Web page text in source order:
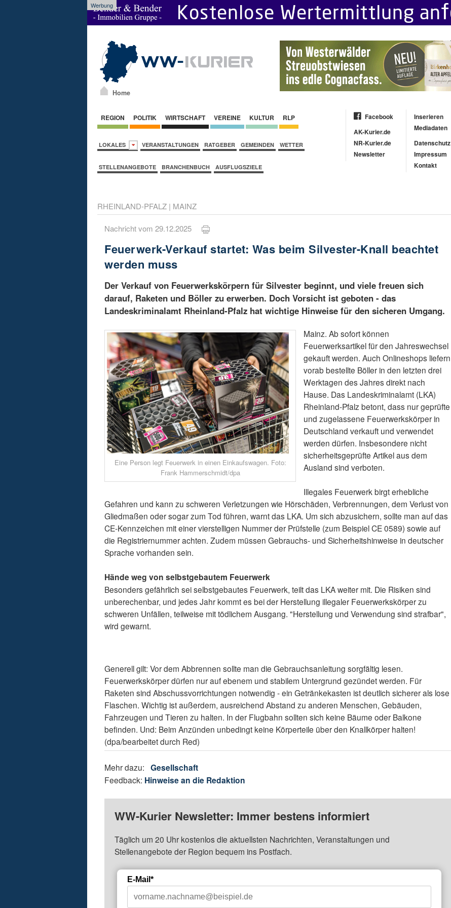
Werbung
Home
REGION POLITIK WIRTSCHAFT VEREINE KULTUR RLP
LOKALES VERANSTALTUNGEN RATGEBER GEMEINDEN WETTER
STELLENANGEBOTE BRANCHENBUCH AUSFLUGSZIELE
Facebook
AK-Kurier.de
NR-Kurier.de
Newsletter
Inserieren
Mediadaten
Datenschutz
Impressum
Kontakt
RHEINLAND-PFALZ | MAINZ
Nachricht vom 29.12.2025
Feuerwerk-Verkauf startet: Was beim Silvester-Knall beachtet
werden muss
Der Verkauf von Feuerwerkskörpern für Silvester beginnt, und viele freuen sich
darauf, Raketen und Böller zu erwerben. Doch Vorsicht ist geboten - das
Landeskriminalamt Rheinland-Pfalz hat wichtige Hinweise für den sicheren Umgang.
Eine Person legt Feuerwerk in einen Einkaufswagen. Foto:
Frank Hammerschmidt/dpa
Mainz. Ab sofort können
Feuerwerksartikel für den Jahreswechsel
gekauft werden. Auch Onlineshops liefern
vorab bestellte Böller in den letzten drei
Werktagen des Jahres direkt nach
Hause. Das Landeskriminalamt (LKA)
Rheinland-Pfalz betont, dass nur geprüfte
und zugelassene Feuerwerkskörper in
Deutschland verkauft und verwendet
werden dürfen. Insbesondere nicht
sicherheitsgeprüfte Artikel aus dem
Ausland sind verboten.
Illegales Feuerwerk birgt erhebliche
Gefahren und kann zu schweren Verletzungen wie Hörschäden, Verbrennungen, dem Verlust von
Gliedmaßen oder sogar zum Tod führen, warnt das LKA. Um sich abzusichern, sollte man auf das
CE-Kennzeichen mit einer vierstelligen Nummer der Prüfstelle (zum Beispiel CE 0589) sowie auf
die Registriernummer achten. Zudem müssen Gebrauchs- und Sicherheitshinweise in deutscher
Sprache vorhanden sein.
Hände weg von selbstgebautem Feuerwerk
Besonders gefährlich sei selbstgebautes Feuerwerk, teilt das LKA weiter mit. Die Risiken sind
unberechenbar, und jedes Jahr kommt es bei der Herstellung illegaler Feuerwerkskörper zu
schweren Unfällen, teilweise mit tödlichem Ausgang. "Herstellung und Verwendung sind strafbar",
wird gewarnt.
Generell gilt: Vor dem Abbrennen sollte man die Gebrauchsanleitung sorgfältig lesen.
Feuerwerkskörper dürfen nur auf ebenem und stabilem Untergrund gezündet werden. Für
Raketen sind Abschussvorrichtungen notwendig - ein Getränkekasten ist deutlich sicherer als lose
Flaschen. Wichtig ist außerdem, ausreichend Abstand zu anderen Menschen, Gebäuden,
Fahrzeugen und Tieren zu halten. In der Flugbahn sollten sich keine Bäume oder Balkone
befinden. Und: Beim Anzünden unbedingt keine Körperteile über den Knallkörper halten!
(dpa/bearbeitet durch Red)
Mehr dazu:Gesellschaft
Feedback: Hinweise an die Redaktion
WW-Kurier Newsletter: Immer bestens informiert
Täglich um 20 Uhr kostenlos die aktuellsten Nachrichten, Veranstaltungen und
Stellenangebote der Region bequem ins Postfach.
E-Mail*